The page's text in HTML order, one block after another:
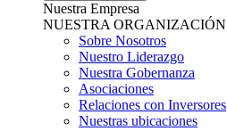
Nuestra Empresa
NUESTRA ORGANIZACIÓN
Sobre Nosotros
Nuestro Liderazgo
Nuestra Gobernanza
Asociaciones
Relaciones con Inversores
Nuestras ubicaciones